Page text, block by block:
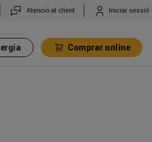
Atenció al client Iniciar sessió
Comprar online